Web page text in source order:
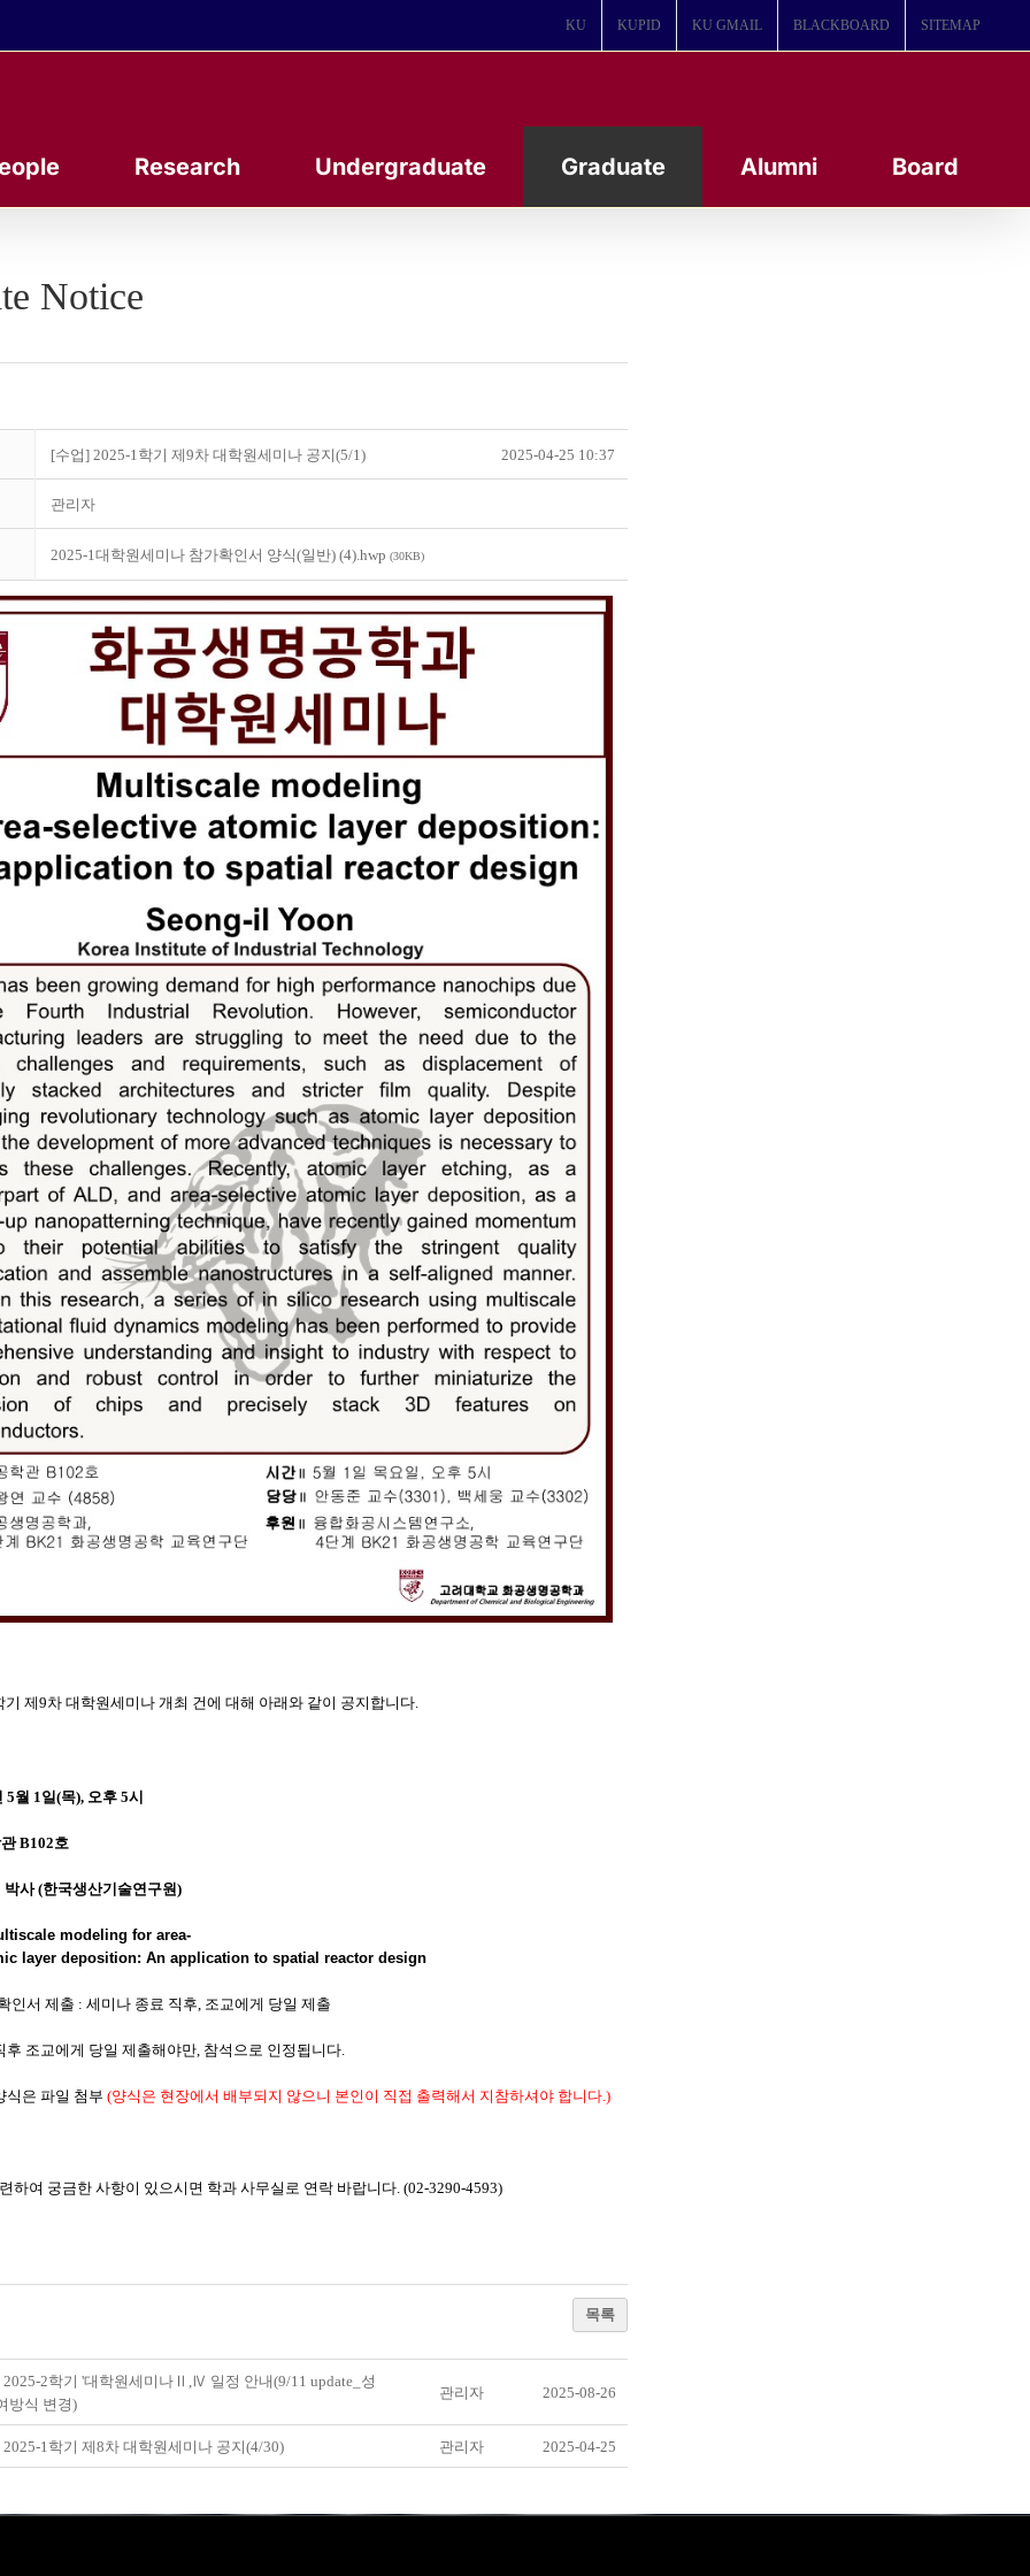
KU KUPID KU GMAIL BLACKBOARD SITEMAP
Research Undergraduate Graduate Alumni Board
Notice
[수업] 2025-1학기 제9차 대학원세미나 공지(5/1) 2025-04-25 10:37
관리자
2025-1대학원세미나 참가확인서 양식(일반) (4).hwp (30KB)
기 제9차 대학원세미나 개최 건에 대해 아래와 같이 공지합니다.
5월 1일(목), 오후 5시
B102호
박사 (한국생산기술연구원)
modeling for area-
layer deposition: An application to spatial reactor design
인서 제출 : 세미나 종료 직후, 조교에게 당일 제출
후 조교에게 당일 제출해야만, 참석으로 인정됩니다.
식은 파일 첨부 (양식은 현장에서 배부되지 않으니 본인이 직접 출력해서 지참하셔야 합니다.)
하여 궁금한 사항이 있으시면 학과 사무실로 연락 바랍니다. (02-3290-4593)
목록
2학기 '대학원세미나Ⅱ,Ⅳ 일정 안내(9/11 update_성
방식 변경)
관리자 2025-08-26
1학기 제8차 대학원세미나 공지(4/30) 관리자 2025-04-25